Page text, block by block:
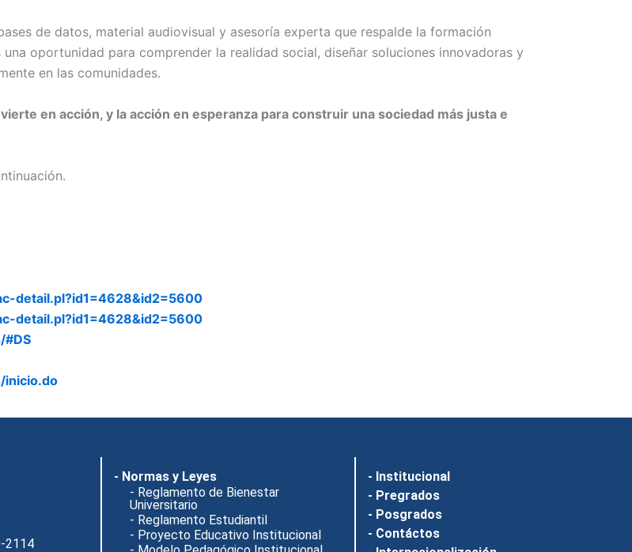
de datos, material audiovisual y asesoría experta que respalde la formación
oportunidad para comprender la realidad social, diseñar soluciones innovadoras y
en las comunidades.
en acción, y la acción en esperanza para construir una sociedad más justa e
detail.pl?id1=4628&id2=5600
detail.pl?id1=4628&id2=5600
#DS
inicio.do
2114
- Normas y Leyes
- Reglamento de Bienestar
Universitario
- Reglamento Estudiantil
- Proyecto Educativo Institucional
- Institucional
- Pregrados
- Posgrados
- Contáctos